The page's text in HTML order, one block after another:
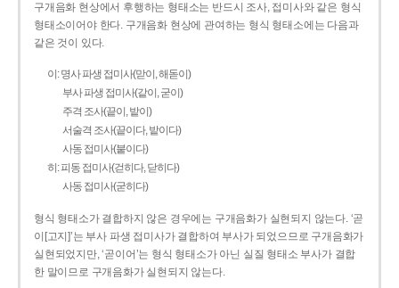
구개음화 현상에서 후행하는 형태소는 반드시 조사, 접미사와 같은 형식
형태소이어야 한다. 구개음화 현상에 관여하는 형식 형태소에는 다음과
같은 것이 있다.
이: 명사 파생 접미사(맏이, 해돋이)
부사 파생 접미사(같이, 굳이)
주격 조사(끝이, 밭이)
서술격 조사(끝이다, 밭이다)
사동 접미사(붙이다)
히: 피동 접미사(걷히다, 닫히다)
사동 접미사(굳히다)
형식 형태소가 결합하지 않은 경우에는 구개음화가 실현되지 않는다. ‘곧
이[고지]’는 부사 파생 접미사가 결합하여 부사가 되었으므로 구개음화가
실현되었지만, ‘곧이어’는 형식 형태소가 아닌 실질 형태소 부사가 결합
한 말이므로 구개음화가 실현되지 않는다.